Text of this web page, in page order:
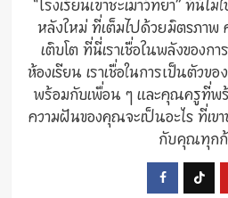
หลังใหม่ ที่เต็มไปด้วยมิตรภาพ
เติบโต ที่นี่เราเชื่อในพลังของก
ห้องเรียน เราเชื่อในการเป็นตัวข
พร้อมกับเพื่อน ๆ และคุณครูที่พ
ความฝันของคุณจะเป็นอะไร ที่เขา
กับคุณทุกก้